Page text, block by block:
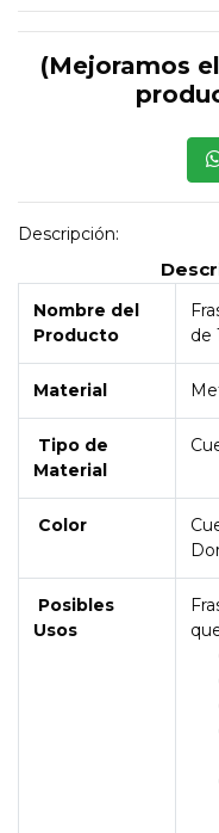
(Mejoramos
Descripción:
Nombre del
Producto
de
Material
Tipo de
Material
Color
Posibles
Usos